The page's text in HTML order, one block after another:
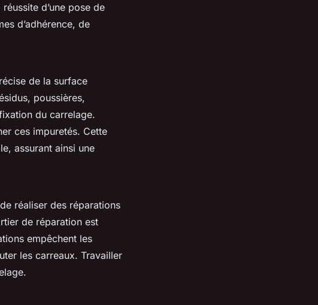
d’une pose de
d’adhérence, de
de la surface
poussières,
du carrelage.
ces impuretés. Cette
assurant ainsi une
réaliser des réparations
de réparation est
empêchent les
les carreaux. Travailler